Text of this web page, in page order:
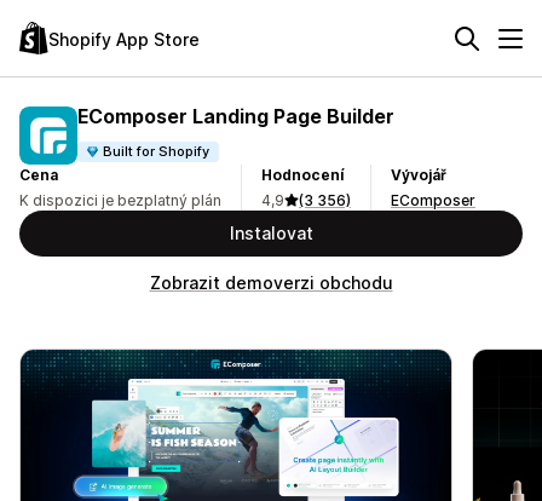
Shopify App Store
EComposer Landing Page Builder
Built for Shopify
Cena
K dispozici je bezplatný plán
Hodnocení
4,9
(3 356)
Vývojář
EComposer
Instalovat
Zobrazit demoverzi obchodu